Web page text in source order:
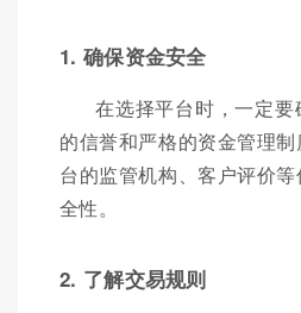
1. 确保资金安全
在选择平台时，一定
的信誉和严格的资金管理
台的监管机构、客户评价
全性。
2. 了解交易规则